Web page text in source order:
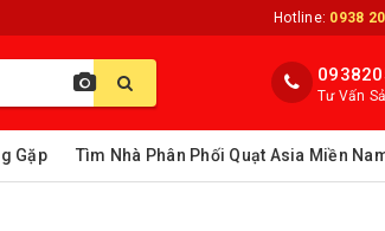
Hotline: 0938
Tư Vấn
Gặp Tìm Nhà Phân Phối Quạt Asia Miền